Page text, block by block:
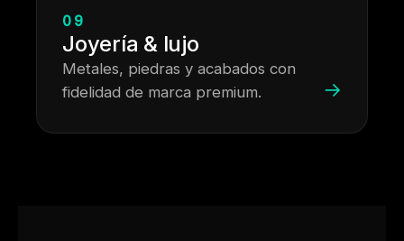
09
Joyería & lujo
Metales, piedras y acabados con
fidelidad de marca premium.
→